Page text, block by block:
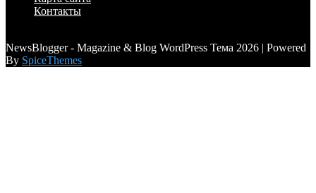
Контакты
NewsBlogger - Magazine & Blog WordPress Тема 2026 | Powered
By SpiceThemes